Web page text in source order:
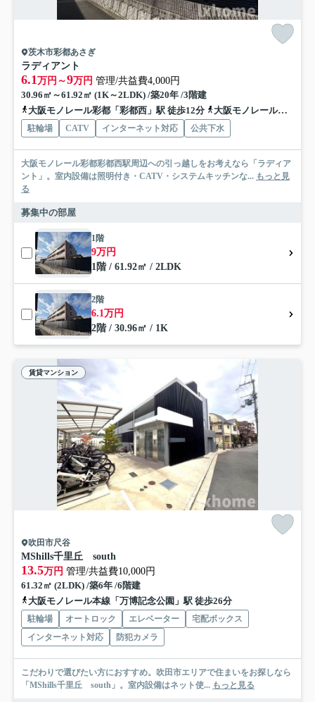
茨木市彩都あさぎ
ラディアント
6.1 万円～9万円 管理/共益費4,000円
30.96㎡～61.92㎡ (1K～2LDK) /築20年 /3階建
大阪モノレール彩都「彩都西」駅 徒歩12分
大阪モノレール彩都「豊川」駅 徒歩26分
駐輪場 CATV インターネット対応 公共下水
大阪モノレール彩都彩都西駅周辺への引っ越しをお考えなら「ラディア
ント」。室内設備は照明付き・CATV・システムキッチンな... もっと見
る
募集中の部屋
1階
9万円
1階 / 61.92㎡ / 2LDK
2階
6.1万円
2階 / 30.96㎡ / 1K
賃貸マンション
吹田市尺谷
MShills千里丘 south
13.5万円 管理/共益費10,000円
61.32㎡ (2LDK) /築6年 /6階建
大阪モノレール本線「万博記念公園」駅 徒歩26分
駐輪場 オートロック エレベーター
宅配ボックス
インターネット対応
防犯カメラ
こだわりで選びたい方におすすめ。吹田市エリアで住まいをお探しなら
「MShills千里丘 south」。室内設備はネット使... もっと見る